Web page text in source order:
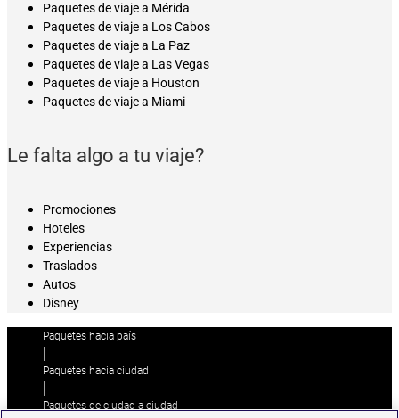
Paquetes de viaje a Mérida
Paquetes de viaje a Los Cabos
Paquetes de viaje a La Paz
Paquetes de viaje a Las Vegas
Paquetes de viaje a Houston
Paquetes de viaje a Miami
Le falta algo a tu viaje?
Promociones
Hoteles
Experiencias
Traslados
Autos
Disney
Paquetes hacia país
|
Paquetes hacia ciudad
|
Paquetes de ciudad a ciudad